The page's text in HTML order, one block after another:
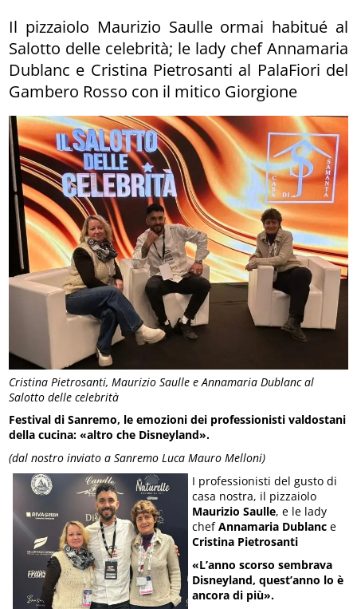
Cristina Pietrosanti, Maurizio Saulle e Annamaria Dublanc al
Salotto delle celebrità
Il pizzaiolo Maurizio Saulle ormai habitué al
Salotto delle celebrità; le lady chef Annamaria
Dublanc e Cristina Pietrosanti al PalaFiori del
Gambero Rosso con il mitico Giorgione
Festival di Sanremo, le emozioni dei professionisti valdostani
della cucina: «altro che Disneyland».
(dal nostro inviato a Sanremo Luca Mauro Melloni)
I professionisti del gusto di
casa nostra, il pizzaiolo
Maurizio Saulle, e le lady
chefAnnamaria Dublanc e
Cristina Pietrosanti
«L’anno scorso sembrava
Disneyland, quest’anno lo è
ancora di più».